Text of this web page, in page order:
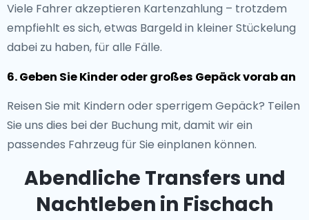
Viele Fahrer akzeptieren Kartenzahlung – trotzdem
empfiehlt es sich, etwas Bargeld in kleiner Stückelung
dabei zu haben, für alle Fälle.
6. Geben Sie Kinder oder großes Gepäck vorab an
Reisen Sie mit Kindern oder sperrigem Gepäck? Teilen
Sie uns dies bei der Buchung mit, damit wir ein
passendes Fahrzeug für Sie einplanen können.
Abendliche Transfers und
Nachtleben in Fischach